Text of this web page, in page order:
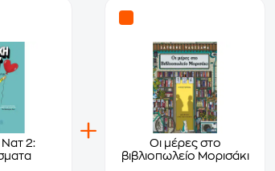
2:
Οι μέρες στο
βιβλιοπωλείο Μορισάκι